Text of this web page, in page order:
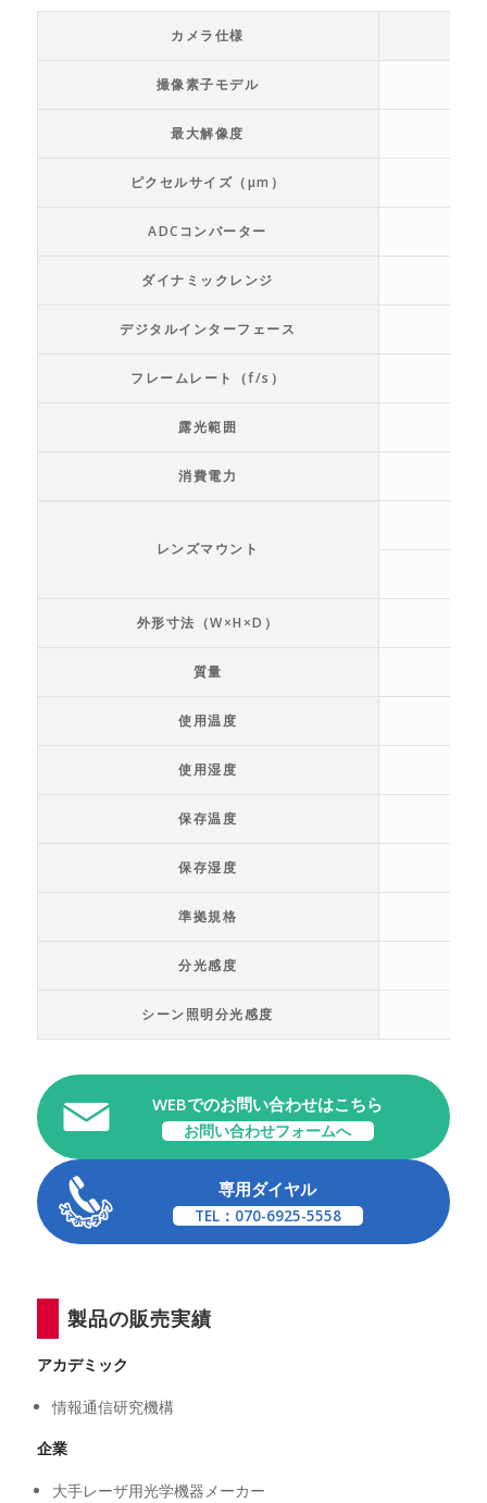
カメラ仕様
撮像素子モデル
最大解像度
ピクセルサイズ（μm）
ADCコンバーター
ダイナミックレンジ
デジタルインターフェース
フレームレート（f/s）
露光範囲
消費電力
レンズマウント
外形寸法（W×H×D）
質量
使用温度
使用湿度
保存温度
保存湿度
準拠規格
分光感度
シーン照明分光感度
WEBでのお問い合わせはこちら
お問い合わせフォームへ
専用ダイヤル
TEL：070-6925-5558
製品の販売実績
アカデミック
情報通信研究機構
企業
大手レーザ用光学機器メーカー